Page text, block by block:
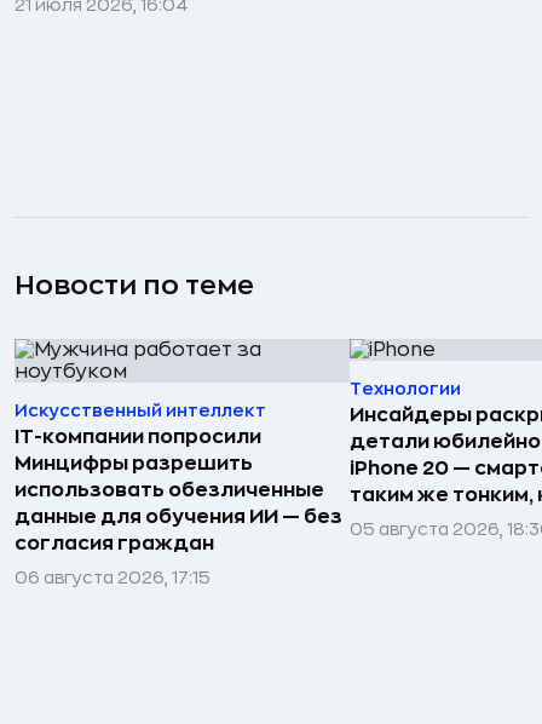
21 июля 2026, 16:04
Новости по теме
Искусственный интеллект
IT-компании попросили
Минцифры разрешить
использовать обезличенные
данные для обучения ИИ — без
согласия граждан
06 августа 2026, 17:15
Технологии
Инсайдеры
детали
iPhone 20 —
таким же тонким,
05 августа 2026,